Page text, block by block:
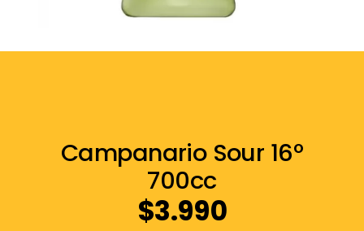
Campanario Sour 16º
700cc
$3.990